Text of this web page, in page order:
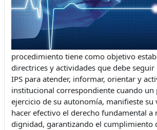
procedimiento tiene como objetivo
directrices y actividades que debe
IPS para atender, informar, orientar y
institucional correspondiente cuando un
ejercicio de su autonomía, manifieste su
hacer efectivo el derecho fundamental a
dignidad, garantizando el cumplimiento